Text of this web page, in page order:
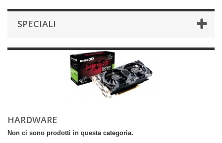
SPECIALI
HARDWARE
Non ci sono prodotti in questa categoria.